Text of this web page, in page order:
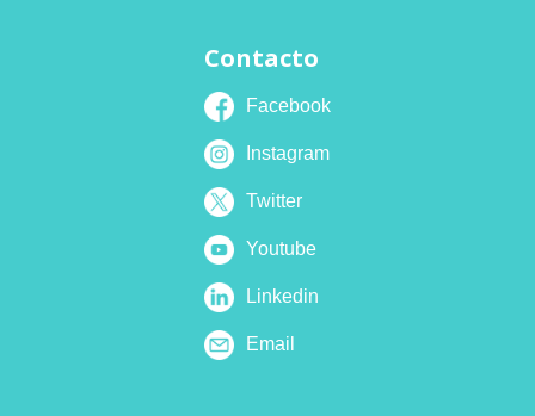
Contacto
Facebook
Instagram
Twitter
Youtube
Linkedin
Email